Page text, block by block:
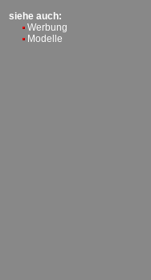
siehe auch:
Werbung
Modelle